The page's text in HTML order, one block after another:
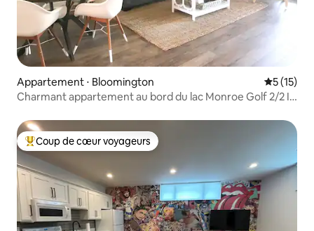
Appartement ⋅ Bloomington
5 (15)
Charmant appartement au bord du lac Monroe Golf 2/2 IU
Coups de cœur voyageurs les plus appréciés
Coup de cœur voyageurs